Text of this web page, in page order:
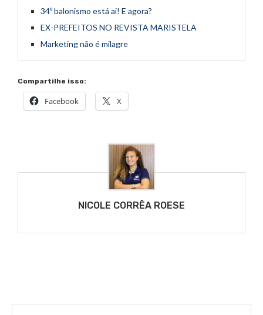
34º balonismo está ai! E agora?
EX-PREFEITOS NO REVISTA MARISTELA
Marketing não é milagre
Compartilhe isso:
Facebook X
NICOLE CORRÊA ROESE